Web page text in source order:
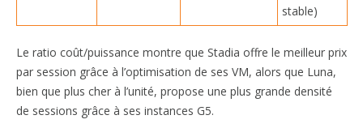
stable)
Le ratio coût/puissance montre que Stadia offre le meilleur prix
par session grâce à l’optimisation de ses VM, alors que Luna,
bien que plus cher à l’unité, propose une plus grande densité
de sessions grâce à ses instances G5.